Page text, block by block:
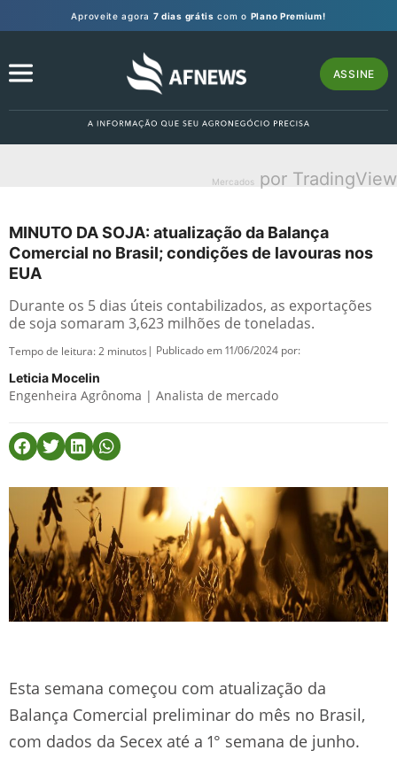
Aproveite agora 7 dias grátis com o Plano Premium!
ASSINE
Mercados por TradingView
MINUTO DA SOJA: atualização da Balança
Comercial no Brasil; condições de lavouras nos
EUA
Durante os 5 dias úteis contabilizados, as exportações
de soja somaram 3,623 milhões de toneladas.
Tempo de leitura:2 minutos | Publicado em 11/06/2024 por:
Leticia Mocelin
Engenheira Agrônoma | Analista de mercado
Esta semana começou com atualização da
Balança Comercial preliminar do mês no Brasil,
com dados da Secex até a 1° semana de junho.